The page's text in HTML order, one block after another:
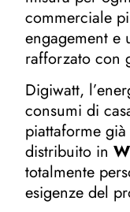
commerciale
engagement
rafforzato con
Digiwatt,
consumi di
piattaforme
distribuito in
totalmente
esigenze del